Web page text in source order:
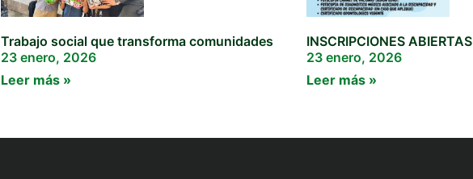
Trabajo social que transforma comunidades
23 enero, 2026
Leer más »
INSCRIPCIONES ABIERTAS
23 enero, 2026
Leer más »